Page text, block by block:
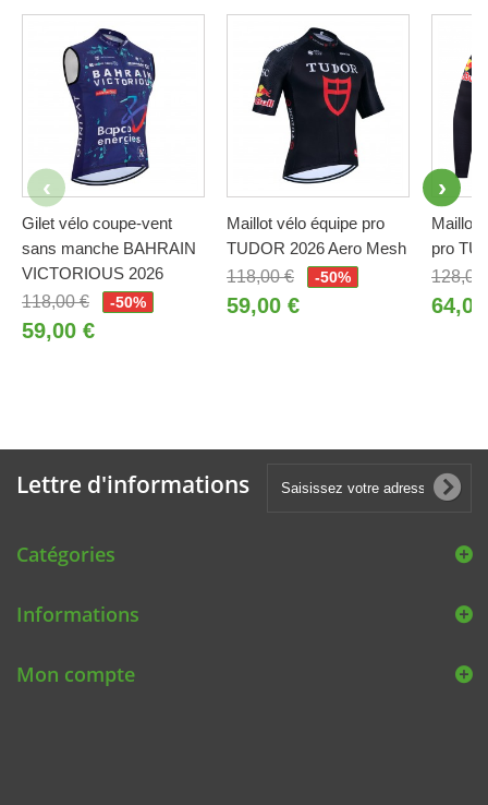
Gilet vélo coupe-vent
sans manche BAHRAIN
VICTORIOUS 2026
118,00 €
-50%
59,00 €
Maillot vélo équipe pro
TUDOR 2026 Aero Mesh
118,00 €
-50%
59,00 €
Maillot
pro
128,00
Lettre d'informations
Catégories
Informations
Mon compte